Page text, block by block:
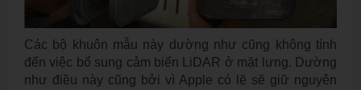
Các bộ khuôn mẫu này dường như cũng không tính
đến việc bổ sung cảm biến LiDAR ở mặt lưng. Dường
như điều này cũng bởi vì Apple có lẽ sẽ giữ nguyên